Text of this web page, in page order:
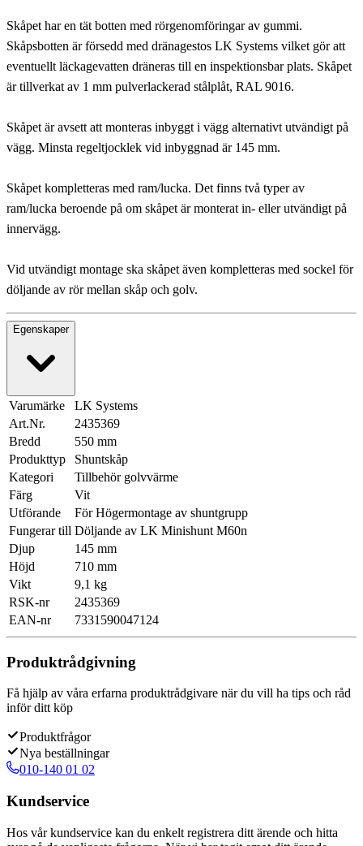
Skåpet har en tät botten med rörgenomföringar av gummi.
Skåpsbotten är försedd med dränagestos LK Systems vilket gör att
eventuellt läckagevatten dräneras till en inspektionsbar plats. Skåpet
är tillverkat av 1 mm pulverlackerad stålplåt, RAL 9016.
Skåpet är avsett att monteras inbyggt i vägg alternativt utvändigt på
vägg. Minsta regeltjocklek vid inbyggnad är 145 mm.
Skåpet kompletteras med ram/lucka. Det finns två typer av
ram/lucka beroende på om skåpet är monterat in- eller utvändigt på
innervägg.
Vid utvändigt montage ska skåpet även kompletteras med sockel för
döljande av rör mellan skåp och golv.
Egenskaper
Varumärke
LK Systems
Art.Nr.
2435369
Bredd
550 mm
Produkttyp
Shuntskåp
Kategori
Tillbehör golvvärme
Färg
Vit
Utförande
För Högermontage av shuntgrupp
Fungerar till Döljande av LK Minishunt M60n
Djup
145 mm
Höjd
710 mm
Vikt
9,1 kg
RSK-nr
2435369
EAN-nr
7331590047124
Produktrådgivning
Få hjälp av våra erfarna produktrådgivare när du vill ha tips och råd
inför ditt köp
Produktfrågor
Nya beställningar
010-140 01 02
Kundservice
Hos vår kundservice kan du enkelt registrera ditt ärende och hitta